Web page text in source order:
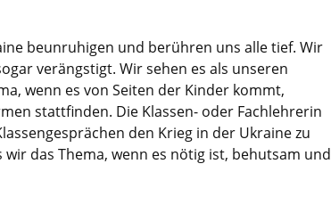
beunruhigen und berühren uns alle tief. Wir
verängstigt. Wir sehen es als unseren
wenn es von Seiten der Kinder kommt,
stattfinden. Die Klassen- oder Fachlehrerin
den Krieg in der Ukraine zu
das Thema, wenn es nötig ist, behutsam und